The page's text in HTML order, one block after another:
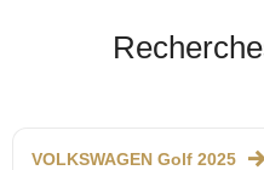
VOLKSWAGEN Golf 2025